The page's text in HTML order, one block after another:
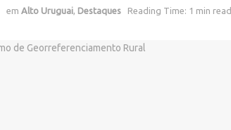
em Alto Uruguai, Destaques Reading Time: 1 min read